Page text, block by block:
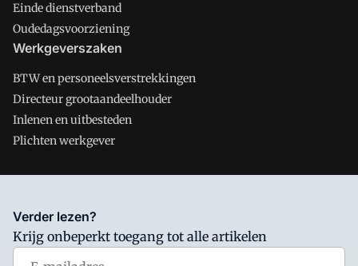
Einde dienstverband
Oudedagsvoorziening
Werkgeverszaken
BTW en personeelsverstrekkingen
Directeur grootaandeelhouder
Inlenen en uitbesteden
Plichten werkgever
Salarisnet is onderdeel van VMN media. Lees in
waar VMN media voor staat. Op gebruik van deze site zijn de
volgende regelingen van toepassing:Algemene Voorwaarden
Verder lezen?
Krijg onbeperkt toegang tot alle artikelen